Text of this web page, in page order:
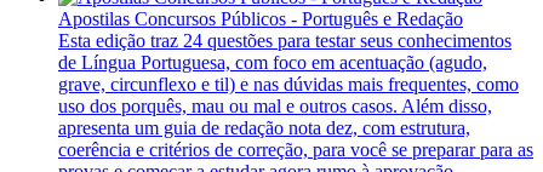
Apostilas Concursos Públicos - Português e Redação
Esta edição traz 24 questões para testar seus conhecimentos
de Língua Portuguesa, com foco em acentuação (agudo,
grave, circunflexo e til) e nas dúvidas mais frequentes, como
uso dos porquês, mau ou mal e outros casos. Além disso,
apresenta um guia de redação nota dez, com estrutura,
coerência e critérios de correção, para você se preparar para as